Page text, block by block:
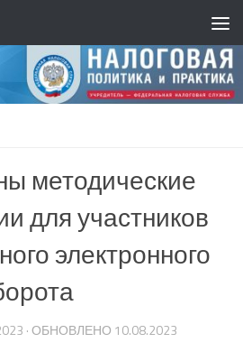
методические
для участников
электронного
· ОБНОВЛЕНО 10.08.2023